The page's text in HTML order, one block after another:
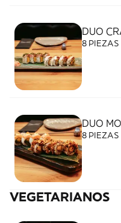
DUO
8
DUO
8
VEGETARIANOS